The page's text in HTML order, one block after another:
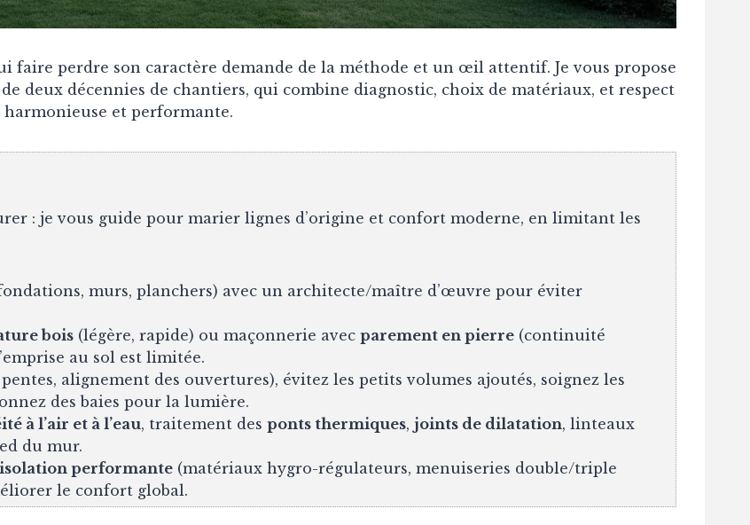
faire perdre son caractère demande de la méthode et un œil attentif. Je vous propose
deux décennies de chantiers, qui combine diagnostic, choix de matériaux, et respect
et performante.
: je vous guide pour marier lignes d’origine et confort moderne, en limitant les
murs, planchers) avec un architecte/maître d’œuvre pour éviter
bois (légère, rapide) ou maçonnerie avec parement en pierre (continuité
au sol est limitée.
alignement des ouvertures), évitez les petits volumes ajoutés, soignez les
des baies pour la lumière.
à l’air et à l’eau, traitement des ponts thermiques, joints de dilatation, linteaux
du mur.
isolation performante (matériaux hygro-régulateurs, menuiseries double/triple
le confort global.